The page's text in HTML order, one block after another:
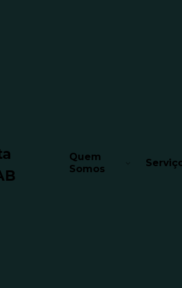
Quem
Somos